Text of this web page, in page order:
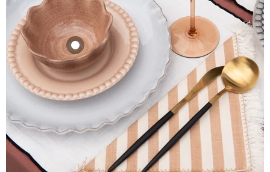
Binnenkort op
voorraad
Kom Oyster mini
13cm cinnamon
Mateus
35,45
View product